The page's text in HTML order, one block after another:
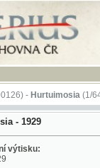
-Hurtuimosia(1/641)